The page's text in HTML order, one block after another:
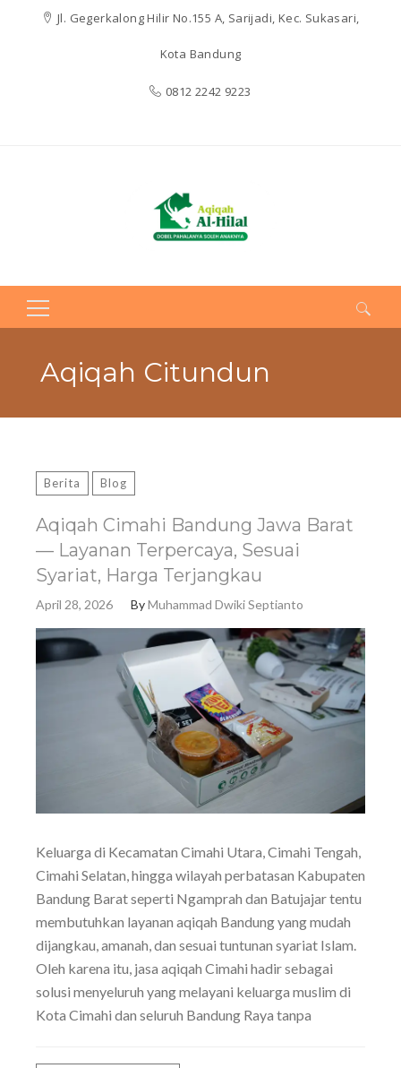
Jl. Gegerkalong Hilir No.155 A, Sarijadi, Kec. Sukasari,
Kota Bandung
0812 2242 9223
Search
Aqiqah Citundun
Berita Blog
Aqiqah Cimahi Bandung Jawa Barat
— Layanan Terpercaya, Sesuai
Syariat, Harga Terjangkau
April 28, 2026 ByMuhammad Dwiki Septianto
Keluarga di Kecamatan Cimahi Utara, Cimahi Tengah,
Cimahi Selatan, hingga wilayah perbatasan Kabupaten
Bandung Barat seperti Ngamprah dan Batujajar tentu
membutuhkan layanan aqiqah Bandung yang mudah
dijangkau, amanah, dan sesuai tuntunan syariat Islam.
Oleh karena itu, jasa aqiqah Cimahi hadir sebagai
solusi menyeluruh yang melayani keluarga muslim di
Kota Cimahi dan seluruh Bandung Raya tanpa